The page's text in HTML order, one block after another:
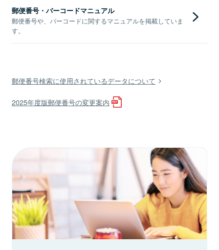
郵便番号・バーコードマニュアル
郵便番号や、バーコードに関するマニュアルを掲載していま
す。
郵便番号検索に使用されているデータについて
2025年度版郵便番号の変更案内